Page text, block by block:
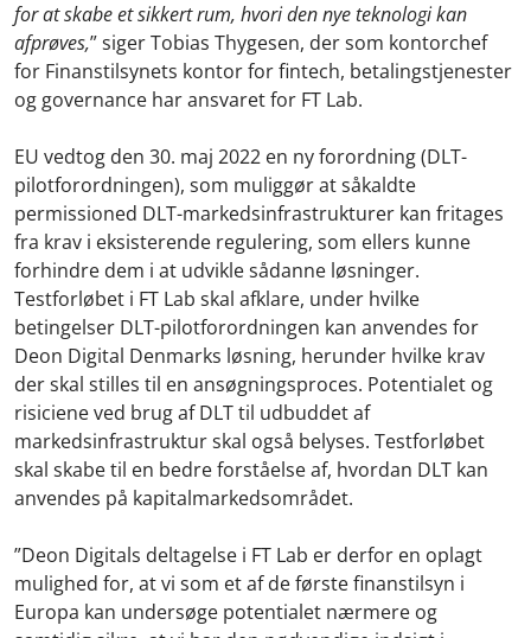
for at skabe et sikkert rum, hvori den nye teknologi kan
afprøves,” siger Tobias Thygesen, der som kontorchef
for Finanstilsynets kontor for fintech, betalingstjenester
og governance har ansvaret for FT Lab.
EU vedtog den 30. maj 2022 en ny forordning (DLT-
pilotforordningen), som muliggør at såkaldte
permissioned DLT-markedsinfrastrukturer kan fritages
fra krav i eksisterende regulering, som ellers kunne
forhindre dem i at udvikle sådanne løsninger.
Testforløbet i FT Lab skal afklare, under hvilke
betingelser DLT-pilotforordningen kan anvendes for
Deon Digital Denmarks løsning, herunder hvilke krav
der skal stilles til en ansøgningsproces. Potentialet og
risiciene ved brug af DLT til udbuddet af
markedsinfrastruktur skal også belyses. Testforløbet
skal skabe til en bedre forståelse af, hvordan DLT kan
anvendes på kapitalmarkedsområdet.
”Deon Digitals deltagelse i FT Lab er derfor en oplagt
mulighed for, at vi som et af de første finanstilsyn i
Europa kan undersøge potentialet nærmere og